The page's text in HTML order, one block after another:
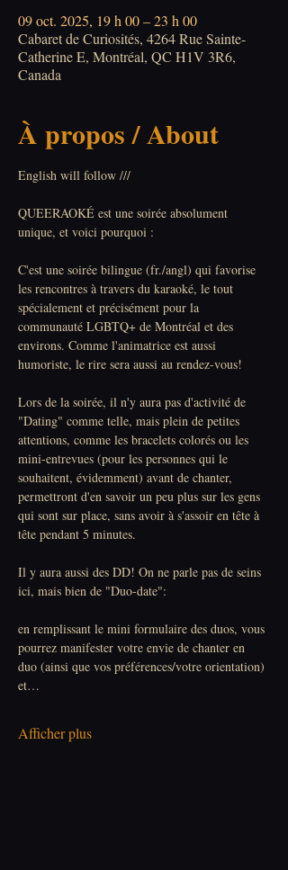
09 oct. 2025, 19 h 00 – 23 h 00
Cabaret de Curiosités, 4264 Rue Sainte-
Catherine E, Montréal, QC H1V 3R6,
Canada
À propos / About
English will follow ///
QUEERAOKÉ est une soirée absolument
unique, et voici pourquoi :
C'est une soirée bilingue (fr./angl) qui favorise
les rencontres à travers du karaoké, le tout
spécialement et précisément pour la
communauté LGBTQ+ de Montréal et des
environs. Comme l'animatrice est aussi
humoriste, le rire sera aussi au rendez-vous!
Lors de la soirée, il n'y aura pas d'activité de
"Dating" comme telle, mais plein de petites
attentions, comme les bracelets colorés ou les
mini-entrevues (pour les personnes qui le
souhaitent, évidemment) avant de chanter,
permettront d'en savoir un peu plus sur les gens
qui sont sur place, sans avoir à s'assoir en tête à
tête pendant 5 minutes.
Il y aura aussi des DD! On ne parle pas de seins
ici, mais bien de "Duo-date":
en remplissant le mini formulaire des duos, vous
pourrez manifester votre envie de chanter en
duo (ainsi que vos préférences/votre orientation)
et…
Afficher plus